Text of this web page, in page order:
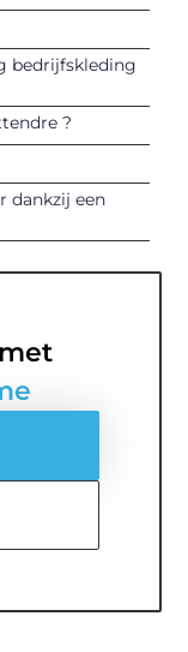
bedrijfskleding
?
dankzij een